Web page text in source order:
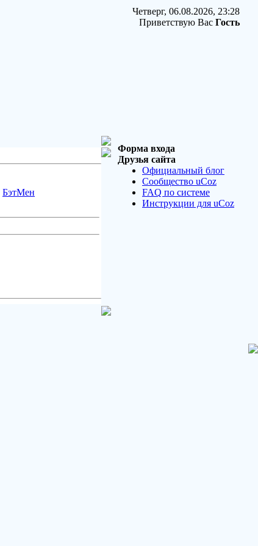
Четверг, 06.08.2026, 23:28
Приветствую Вас Гость
БэтМен
Форма входа
Друзья сайта
Официальный блог
Сообщество uCoz
FAQ по системе
Инструкции для uCoz